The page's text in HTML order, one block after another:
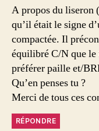
A propos du liseron
qu’il était le signe
compactée. Il
équilibré C/N que le
préférer paille et/
Qu’en penses tu ?
Merci de tous ces
RÉPONDRE